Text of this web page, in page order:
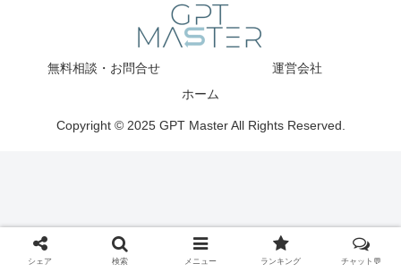
無料相談・お問合せ
運営会社
ホーム
Copyright © 2025 GPT Master All Rights Reserved.
シェア 検索 メニュー ランキング チャット💬